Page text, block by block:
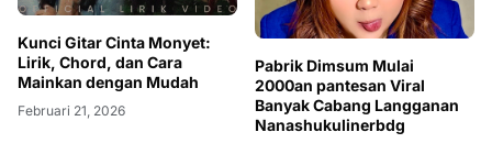
Kunci Gitar Cinta Monyet:
Lirik, Chord, dan Cara
Mainkan dengan Mudah
Februari 21, 2026
Pabrik Dimsum Mulai
2000an pantesan Viral
Banyak Cabang Langganan
Nanashukulinerbdg